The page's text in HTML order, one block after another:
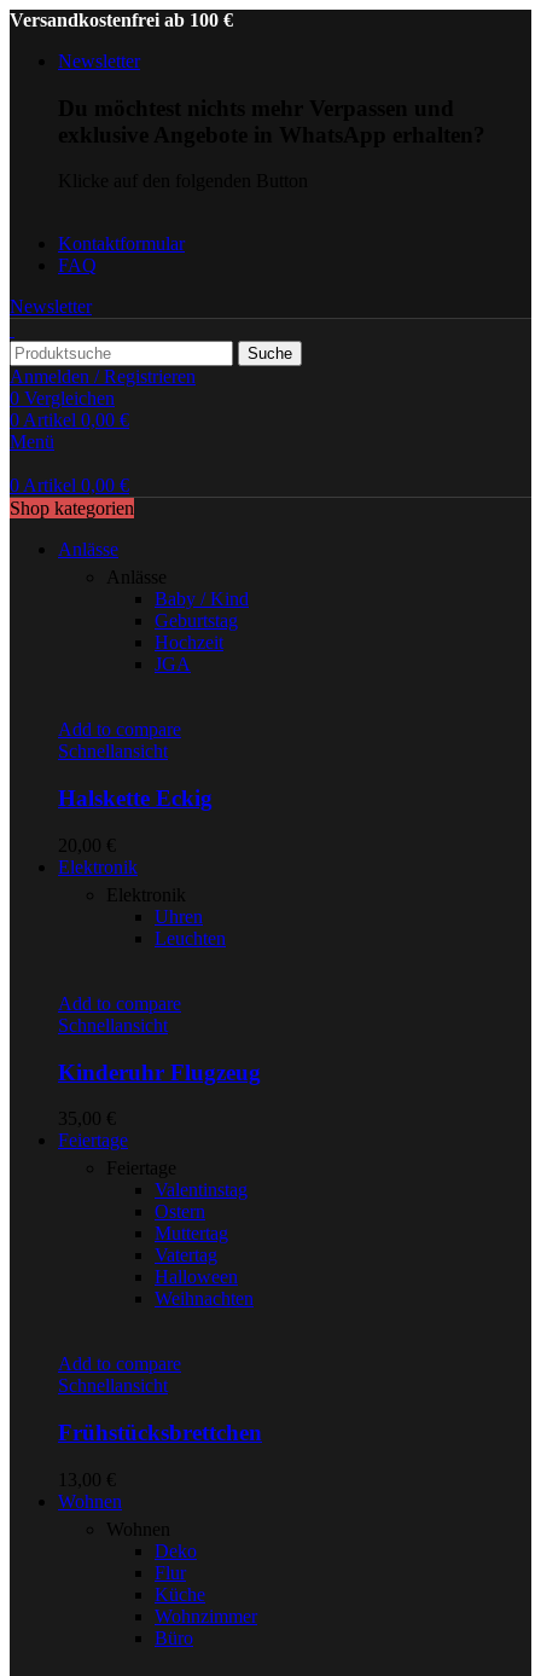
Versandkostenfrei ab 100 €
Newsletter
Kontaktformular
FAQ
Newsletter
Suche
Anmelden / Registrieren
0 Vergleichen
0Artikel 0,00 €
Menü
0Artikel 0,00 €
Shop kategorien
Anlässe
Anlässe
Baby / Kind
Geburtstag
Hochzeit
JGA
Add to compare
Schnellansicht
Halskette Eckig
20,00 €
Elektronik
Elektronik
Uhren
Leuchten
Add to compare
Schnellansicht
Kinderuhr Flugzeug
35,00 €
Feiertage
Feiertage
Valentinstag
Ostern
Muttertag
Vatertag
Halloween
Weihnachten
Add to compare
Schnellansicht
Frühstücksbrettchen
13,00 €
Wohnen
Wohnen
Deko
Flur
Küche
Wohnzimmer
Büro